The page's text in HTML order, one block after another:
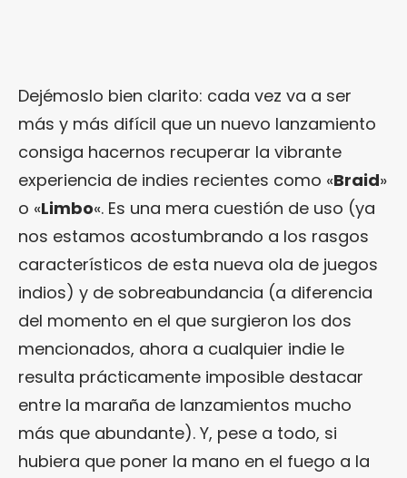
Dejémoslo bien clarito: cada vez va a ser
más y más difícil que un nuevo lanzamiento
consiga hacernos recuperar la vibrante
experiencia de indies recientes como «Braid»
o «Limbo«. Es una mera cuestión de uso (ya
nos estamos acostumbrando a los rasgos
característicos de esta nueva ola de juegos
indios) y de sobreabundancia (a diferencia
del momento en el que surgieron los dos
mencionados, ahora a cualquier indie le
resulta prácticamente imposible destacar
entre la maraña de lanzamientos mucho
más que abundante). Y, pese a todo, si
hubiera que poner la mano en el fuego a la